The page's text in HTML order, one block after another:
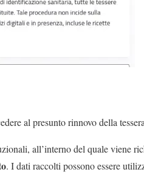
al presunto rinnovo della
all’interno del quale viene
. I dati raccolti possono essere